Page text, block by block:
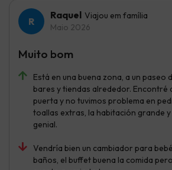
Raquel Viajou em família
Maio 2026
Está en una buena zona, a un paseo
bares y tiendas alrededor. Encontré
puerta y no tuvimos problema en
toallas extras, la habitación grande
genial.
Vendría bien un cambiador para
baños, el buffet buena la comida
Muito bom